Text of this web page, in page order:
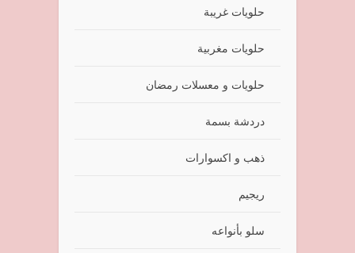
حلويات غريبة
حلويات مغربية
حلويات و معسلات رمضان
دردشة بسمة
ذهب و اكسوارات
ريجيم
سلو بأنواعه